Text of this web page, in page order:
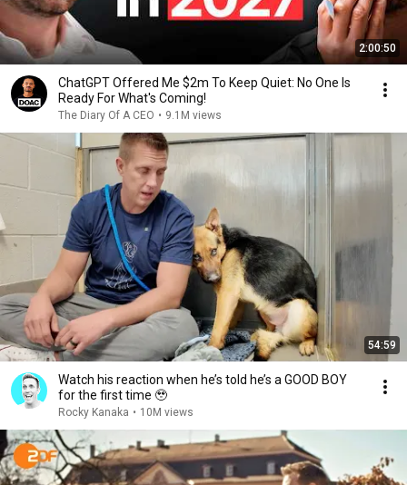
2:00:50
ChatGPT Offered Me $2m To Keep Quiet: No One Is
Ready For What's Coming!
The Diary Of A CEO • 9.1M views
54:59
Watch his reaction when he’s told he’s a GOOD BOY
for the first time 🥹
Rocky Kanaka • 10M views